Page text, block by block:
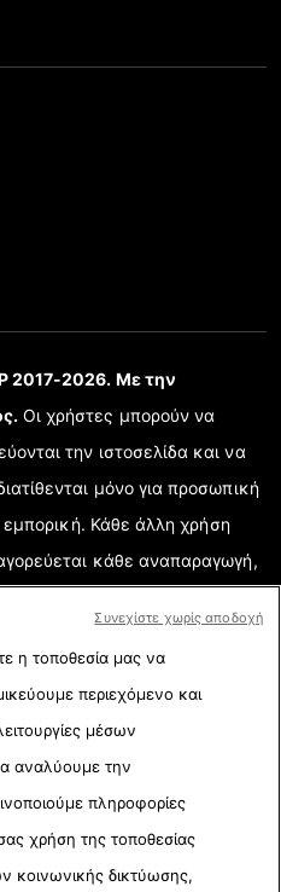
2017-2026. Με την
Οι χρήστες μπορούν να
την ιστοσελίδα και να
μόνο για προσωπική
εμπορική. Κάθε άλλη χρήση
κάθε αναπαραγωγή,
για κάθε άλλο σκοπό ή/και με
υπογραμμένη συμφωνία
χρειάζεται και για την ορθή
πληροφορίας, τα στοιχεία που
ηλεκτρονικούς συνδέσμους
από τους δημιουργούς
για το περιεχόμενο που
καμία ευθύνη για αυτούς
η τοποθεσία μας να
περιεχόμενο και
μέσων
αναλύουμε την
πληροφορίες
χρήση της τοποθεσίας
κοινωνικής δικτύωσης,
Συνεχίστε χωρίς αποδοχή